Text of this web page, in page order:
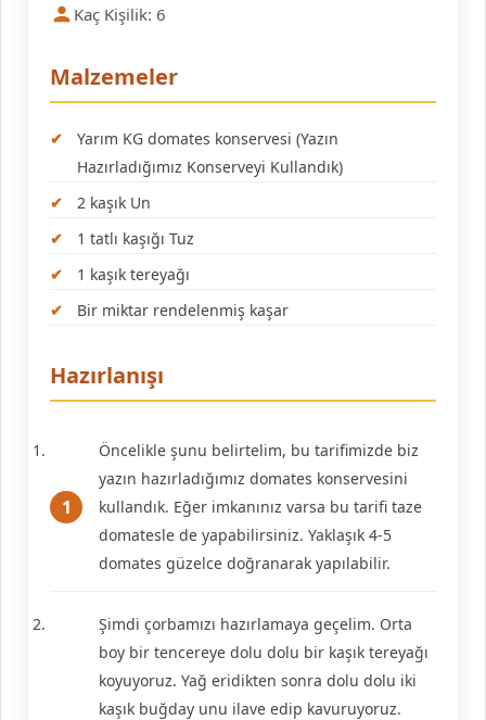
Kaç Kişilik: 6
Malzemeler
Yarım KG domates konservesi (Yazın
Hazırladığımız Konserveyi Kullandık)
2 kaşık Un
1 tatlı kaşığı Tuz
1 kaşık tereyağı
Bir miktar rendelenmiş kaşar
Hazırlanışı
Öncelikle şunu belirtelim, bu tarifimizde biz
yazın hazırladığımız domates konservesini
kullandık. Eğer imkanınız varsa bu tarifi taze
domatesle de yapabilirsiniz. Yaklaşık 4-5
domates güzelce doğranarak yapılabilir.
Şimdi çorbamızı hazırlamaya geçelim. Orta
boy bir tencereye dolu dolu bir kaşık tereyağı
koyuyoruz. Yağ eridikten sonra dolu dolu iki
kaşık buğday unu ilave edip kavuruyoruz.